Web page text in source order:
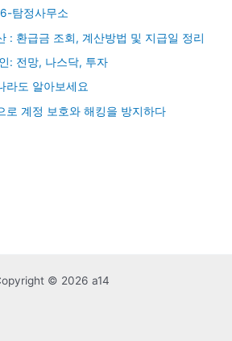
탐정사무소
: 환급금 조회, 계산방법 및 지급일 정리
: 전망, 나스닥, 투자
라도 알아보세요
로 계정 보호와 해킹을 방지하다
© 2026 a14